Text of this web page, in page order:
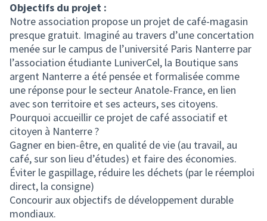
Objectifs du projet :
Notre association propose un projet de café-magasin
presque gratuit. Imaginé au travers d’une concertation
menée sur le campus de l’université Paris Nanterre par
l’association étudiante LuniverCel, la Boutique sans
argent Nanterre a été pensée et formalisée comme
une réponse pour le secteur Anatole-France, en lien
avec son territoire et ses acteurs, ses citoyens.
Pourquoi accueillir ce projet de café associatif et
citoyen à Nanterre ?
Gagner en bien-être, en qualité de vie (au travail, au
café, sur son lieu d’études) et faire des économies.
Éviter le gaspillage, réduire les déchets (par le réemploi
direct, la consigne)
Concourir aux objectifs de développement durable
mondiaux.